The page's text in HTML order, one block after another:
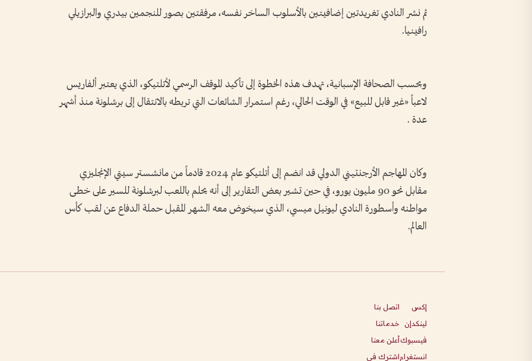
ثم نشر النادي تغريدتين إضافيتين بالأسلوب الساخر نفسه، مرفقتين بصور للنجمين بيدري والبرازيلي
رافينيا.
وبحسب الصحافة الإسبانية، تهدف هذه الخطوة إلى تأكيد الموقف الرسمي لأتلتيكو، الذي يعتبر ألفاريس
لاعباً «غير قابل للبيع» في الوقت الحالي، رغم استمرار الشائعات التي تربطه بالانتقال إلى برشلونة منذ أشهر
عدة .
وكان المهاجم الأرجنتيني الدولي قد انضم إلى أتلتيكو عام 2024 قادماً من مانشستر سيتي الإنجليزي
مقابل نحو 90 مليون يورو، في حين تشير بعض التقارير إلى أنه يحلم باللعب لبرشلونة للسير على خطى
مواطنه وأسطورة النادي ليونيل ميسي، الذي سيخوض معه الشهر المقبل حملة الدفاع عن لقب كأس
العالم.
إكس
لينكدإن
فيسبوك
انستغرام
اتصل بنا
خدماتنا
أعلن معنا
اشترك في